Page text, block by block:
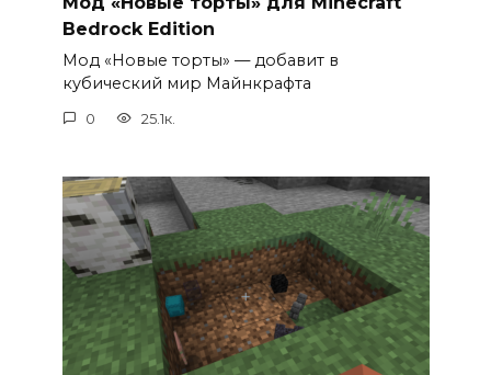
Bedrock Edition
Мод «Новые торты» — добавит в
кубический мир Майнкрафта
0 25.1к.